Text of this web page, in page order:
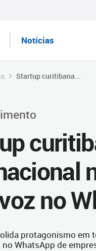
Notícias
Startup curitibana...
no
protagonismo em
WhatsApp de